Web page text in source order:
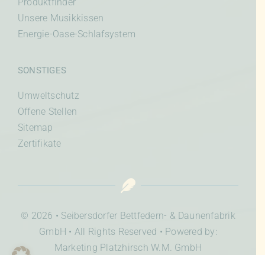
Unsere Musikkissen
Energie-Oase-Schlafsystem
SONSTIGES
Umweltschutz
Offene Stellen
Sitemap
Zertifikate
© 2026 • Seibersdorfer Bettfedern- & Daunenfabrik
GmbH • All Rights Reserved • Powered by:
Marketing Platzhirsch W.M. GmbH